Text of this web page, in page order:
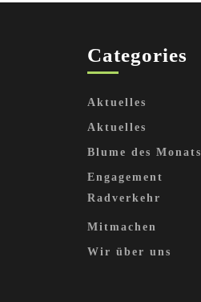
Categories
Aktuelles
Aktuelles
Blume des Monats
Engagement
Radverkehr
Mitmachen
Wir über uns